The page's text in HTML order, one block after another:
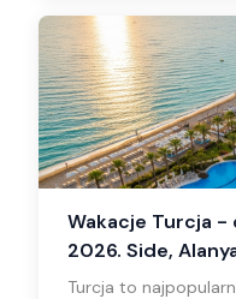
Wakacje Turcja -
2026. Side,
Turcja to